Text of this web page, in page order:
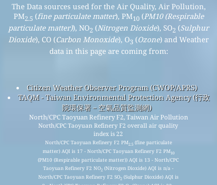
The Data sources used for the Air Quality, Air Pollution,
PM2.5 (fine particulate matter), PM10(PM10 (Respirable
particulate matter)), NO2 (Nitrogen Dioxide), SO2 (Sulphur
Dioxide), CO (Carbon Monoxide), O3 (Ozone) and Weather
data in this page are coming from:
Citizen Weather Observer Program (CWOP/APRS)
TAQM - Taiwan Environmental Protection Agency (行政
院環保署－空氣品質監測網)
North/CPC Taoyuan Refinery F2, Taiwan Air Pollution
North/CPC Taoyuan Refinery F2 overall air quality
index is 22
North/CPC Taoyuan Refinery F2 PM2.5(fine particulate
matter) AQI is 17 - North/CPC Taoyuan Refinery F2 PM10
(PM10 (Respirable particulate matter)) AQI is 13 - North/CPC
Taoyuan Refinery F2 NO2 (Nitrogen Dioxide) AQI is n/a -
North/CPC Taoyuan Refinery F2 SO2(Sulphur Dioxide) AQI is